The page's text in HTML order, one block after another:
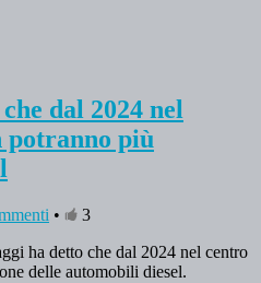
dal 2024 nel
potranno più
•
3
ha detto che dal 2024 nel centro
delle automobili diesel.